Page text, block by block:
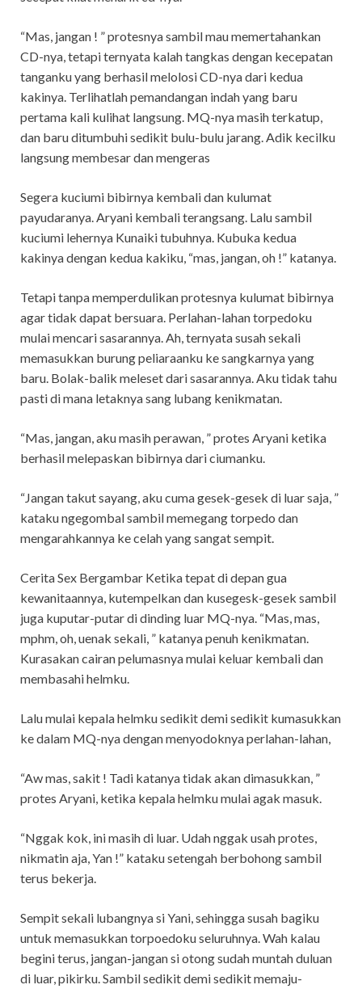
“Mas, jangan ! ” protesnya sambil mau memertahankan
CD-nya, tetapi ternyata kalah tangkas dengan kecepatan
tanganku yang berhasil melolosi CD-nya dari kedua
kakinya. Terlihatlah pemandangan indah yang baru
pertama kali kulihat langsung. MQ-nya masih terkatup,
dan baru ditumbuhi sedikit bulu-bulu jarang. Adik kecilku
langsung membesar dan mengeras
Segera kuciumi bibirnya kembali dan kulumat
payudaranya. Aryani kembali terangsang. Lalu sambil
kuciumi lehernya Kunaiki tubuhnya. Kubuka kedua
kakinya dengan kedua kakiku, “mas, jangan, oh !” katanya.
Tetapi tanpa memperdulikan protesnya kulumat bibirnya
agar tidak dapat bersuara. Perlahan-lahan torpedoku
mulai mencari sasarannya. Ah, ternyata susah sekali
memasukkan burung peliaraanku ke sangkarnya yang
baru. Bolak-balik meleset dari sasarannya. Aku tidak tahu
pasti di mana letaknya sang lubang kenikmatan.
“Mas, jangan, aku masih perawan, ” protes Aryani ketika
berhasil melepaskan bibirnya dari ciumanku.
“Jangan takut sayang, aku cuma gesek-gesek di luar saja, ”
kataku ngegombal sambil memegang torpedo dan
mengarahkannya ke celah yang sangat sempit.
Cerita Sex Bergambar Ketika tepat di depan gua
kewanitaannya, kutempelkan dan kusegesk-gesek sambil
juga kuputar-putar di dinding luar MQ-nya. “Mas, mas,
mphm, oh, uenak sekali, ” katanya penuh kenikmatan.
Kurasakan cairan pelumasnya mulai keluar kembali dan
membasahi helmku.
Lalu mulai kepala helmku sedikit demi sedikit kumasukkan
ke dalam MQ-nya dengan menyodoknya perlahan-lahan,
“Aw mas, sakit ! Tadi katanya tidak akan dimasukkan, ”
protes Aryani, ketika kepala helmku mulai agak masuk.
“Nggak kok, ini masih di luar. Udah nggak usah protes,
nikmatin aja, Yan !” kataku setengah berbohong sambil
terus bekerja.
Sempit sekali lubangnya si Yani, sehingga susah bagiku
untuk memasukkan torpoedoku seluruhnya. Wah kalau
begini terus, jangan-jangan si otong sudah muntah duluan
di luar, pikirku. Sambil sedikit demi sedikit memaju-